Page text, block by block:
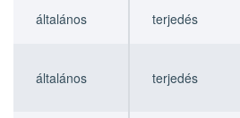
általános terjedés
általános terjedés